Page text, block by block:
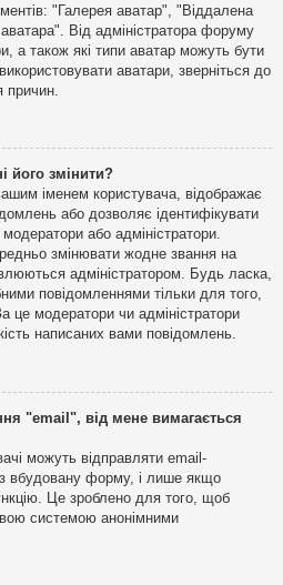
"Галерея аватар", "Віддалена
Від адміністратора форуму
а також які типи аватар можуть бути
аватари, зверніться до
причин.
його змінити?
іменем користувача, відображає
або дозволяє ідентифікувати
або адміністратори.
змінювати жодне звання на
адміністратором. Будь ласка,
повідомленнями тільки для того,
це модератори чи адміністратори
написаних вами повідомлень.
"email", від мене вимагається
можуть відправляти email-
вбудовану форму, і лише якщо
Це зроблено для того, щоб
системою анонімними